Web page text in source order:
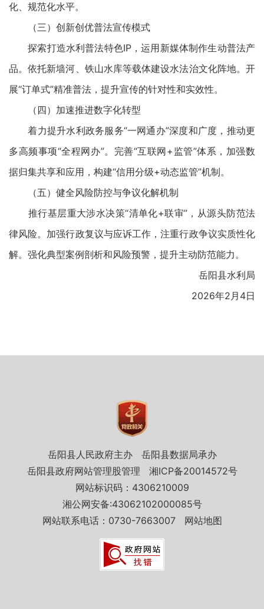
化、规范化水平。
（三）创新创优普法宣传模式
探索打造水利普法特色IP，运用新媒体制作生动普法产
品。依托新墙河、铁山水库等载体建设水法治文化阵地。开
展“订单式”精准普法，提升宣传的针对性和实效性。
（四）加速推进数字化转型
着力提升水利政务服务“一网通办”深度和广度，推动更
多高频事项“全程网办”。完善“互联网+监管”体系，加强数
据归集共享和应用，构建“信用分级+动态监管”机制。
（五）健全风险防控与争议化解机制
推行基层重大涉水决策“清单化+联审”，从源头防范法
律风险。加强行政复议与应诉工作，注重行政争议实质性化
解。强化典型案例剖析和风险预警，提升主动防范能力。
岳阳县水利局
2026年2月4日
岳阳县人民政府主办
岳阳县数据局承办
岳阳县政府网站管理股管理
湘ICP备20014572号
网站标识码：4306210009
湘公网安备:43062102000085号
网站联系电话：0730-7663007
网站地图